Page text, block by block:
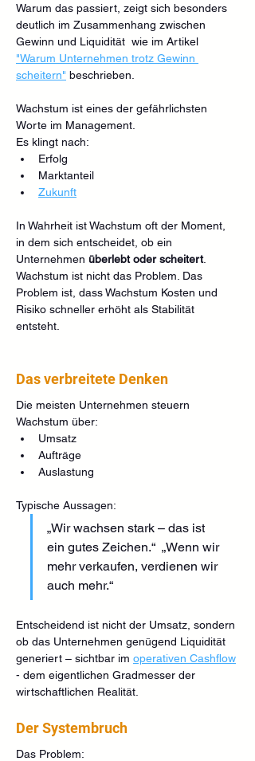
Warum das passiert, zeigt sich besonders
deutlich im Zusammenhang zwischen
Gewinn und Liquidität  wie im Artikel
"Warum Unternehmen trotz Gewinn
scheitern" beschrieben.
Wachstum ist eines der gefährlichsten
Worte im Management.
Es klingt nach:
Erfolg
Marktanteil
Zukunft
In Wahrheit ist Wachstum oft der Moment,
in dem sich entscheidet, ob ein
Unternehmen überlebt oder scheitert.
Wachstum ist nicht das Problem. Das
Problem ist, dass Wachstum Kosten und
Risiko schneller erhöht als Stabilität
entsteht.
Das verbreitete Denken
Die meisten Unternehmen steuern
Wachstum über:
Umsatz
Aufträge
Auslastung
Typische Aussagen:
„Wir wachsen stark – das ist
ein gutes Zeichen.“  „Wenn wir
mehr verkaufen, verdienen wir
auch mehr.“
Entscheidend ist nicht der Umsatz, sondern
ob das Unternehmen genügend Liquidität
generiert – sichtbar im operativen Cashflow
- dem eigentlichen Gradmesser der
wirtschaftlichen Realität.
Der Systembruch
Das Problem: